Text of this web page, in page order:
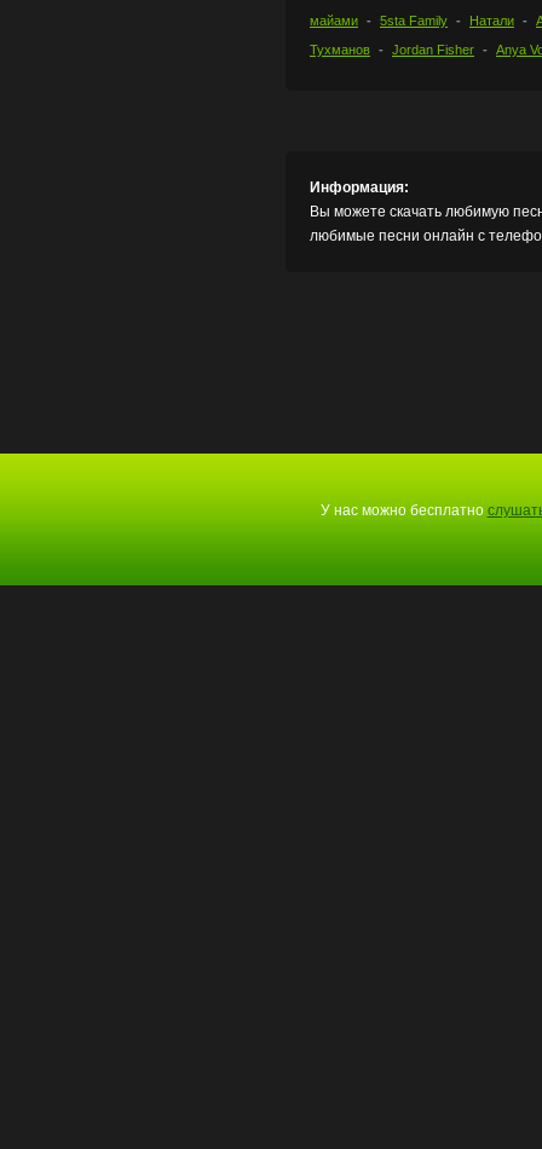
майами
5sta Family Натали
Тухманов
Jordan Fisher Anya
Информация:
Вы можете скачать любимую
любимые песни онлайн с
У нас можно бесплатно